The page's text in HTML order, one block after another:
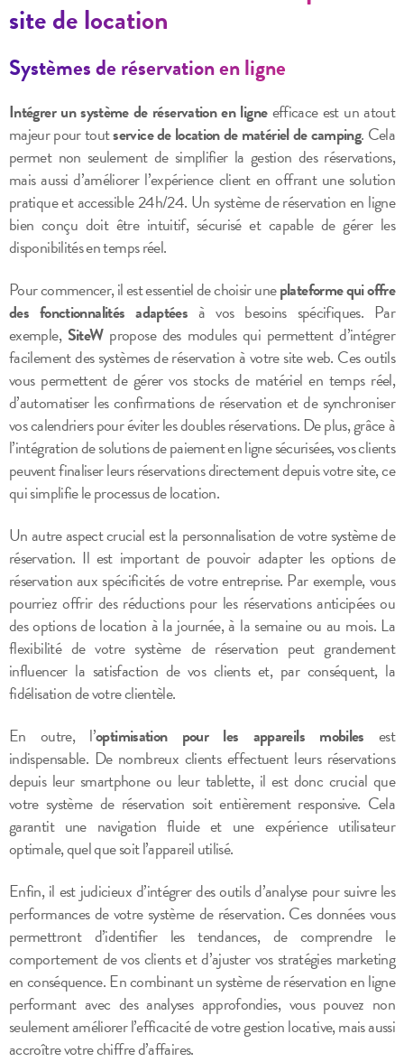
site de location
Systèmes de réservation en ligne
Intégrer un système de réservation en ligneefficace est un atout
majeur pour toutservice de location de matériel de camping. Cela
permet non seulement de simplifier la gestion des réservations,
mais aussi d’améliorer l’expérience client en offrant une solution
pratique et accessible 24h/24. Un système de réservation en ligne
bien conçu doit être intuitif, sécurisé et capable de gérer les
disponibilités en temps réel.
Pour commencer, il est essentiel de choisir uneplateforme qui offre
des fonctionnalités adaptées à vos besoins spécifiques. Par
exemple, SiteWpropose des modules qui permettent d’intégrer
facilement des systèmes de réservation à votre site web. Ces outils
vous permettent de gérer vos stocks de matériel en temps réel,
d’automatiser les confirmations de réservation et de synchroniser
vos calendriers pour éviter les doubles réservations. De plus, grâce à
l’intégration de solutions de paiement en ligne sécurisées, vos clients
peuvent finaliser leurs réservations directement depuis votre site, ce
qui simplifie le processus de location.
Un autre aspect crucial est la personnalisation de votre système de
réservation. Il est important de pouvoir adapter les options de
réservation aux spécificités de votre entreprise. Par exemple, vous
pourriez offrir des réductions pour les réservations anticipées ou
des options de location à la journée, à la semaine ou au mois. La
flexibilité de votre système de réservation peut grandement
influencer la satisfaction de vos clients et, par conséquent, la
fidélisation de votre clientèle.
En outre, l’optimisation pour les appareils mobiles est
indispensable. De nombreux clients effectuent leurs réservations
depuis leur smartphone ou leur tablette, il est donc crucial que
votre système de réservation soit entièrement responsive. Cela
garantit une navigation fluide et une expérience utilisateur
optimale, quel que soit l’appareil utilisé.
Enfin, il est judicieux d’intégrer des outils d’analyse pour suivre les
performances de votre système de réservation. Ces données vous
permettront d’identifier les tendances, de comprendre le
comportement de vos clients et d’ajuster vos stratégies marketing
en conséquence. En combinant un système de réservation en ligne
performant avec des analyses approfondies, vous pouvez non
seulement améliorer l’efficacité de votre gestion locative, mais aussi
accroître votre chiffre d’affaires.